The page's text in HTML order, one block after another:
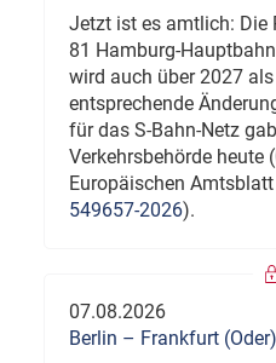
Jetzt ist es amtlich: Die
81 Hamburg-
wird auch über 2027
entsprechende
für das S-Bahn-Netz
Verkehrsbehörde heute
Europäischen
549657-2026).
07.08.2026
Berlin – Frankfurt (Oder)